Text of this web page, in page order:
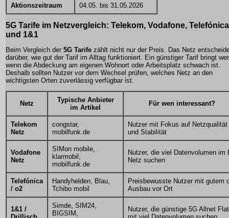
Aktionszeitraum 04.05. bis 31.05.2026
5G Tarife im Netzvergleich: Telekom, Vodafone, Telefónica
und 1&1
Beim Vergleich der 5G Tarife zählt nicht nur der Preis. Das Netz
darüber, wie gut der Tarif im Alltag funktioniert. Ein günstiger Tarif bringt
wenn die Abdeckung am eigenen Wohnort oder Arbeitsplatz schwach ist.
Deshalb sollten Nutzer vor dem Wechsel prüfen, welches Netz an den
wichtigsten Orten zuverlässig verfügbar ist.
Netz
Typische Anbieter
im Artikel
Für wen interessant?
Telekom
Netz
congstar,
mobilfunk.de
Nutzer mit Fokus auf Netzqualität
und Stabilität
Vodafone
Netz
SIMon mobile,
klarmobil,
mobilfunk.de
Nutzer, die viel Datenvolumen im
Netz suchen
Telefónica
/ o2
Handyhelden, Blau,
Tchibo mobil
Preisbewusste Nutzer mit gutem
Ausbau vor Ort
1&1 /
Simde, SIM24,
BIGSIM,
Nutzer, die günstige 5G Allnet